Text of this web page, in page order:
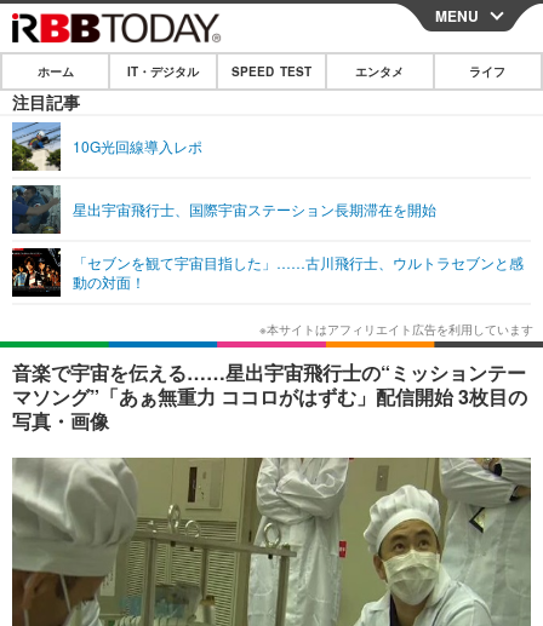
CLOSE
ホーム
IT・デジタル
ショッピング その他
SPEED TEST
エンタメ
エンタメTOP
韓国・芸能
音楽 スポーツ
グラビア
ショッピング その他
ライフ
ライフTOP グルメ
ペット ショッピング
リリース一覧
プッシュ通知の停止方法
MENU
ホーム IT・デジタル SPEED TEST エンタメ ライフ
注目記事
10G光回線導入レポ
星出宇宙飛行士、国際宇宙ステーション長期滞在を開始
「セブンを観て宇宙目指した」……古川飛行士、ウルトラセブンと感
動の対面！
音楽で宇宙を伝える……星出宇宙飛行士の“ミッションテー
マソング”「あぁ無重力 ココロがはずむ」配信開始 3枚目の
写真・画像